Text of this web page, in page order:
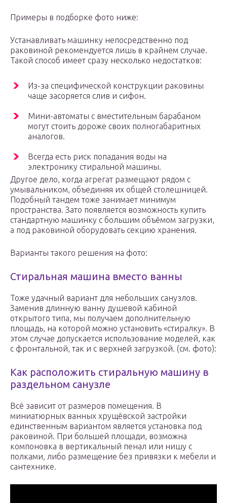
Примеры в подборке фото ниже:
Устанавливать машинку непосредственно под
раковиной рекомендуется лишь в крайнем случае.
Такой способ имеет сразу несколько недостатков:
Из-за специфической конструкции раковины
чаще засоряется слив и сифон.
Мини-автоматы с вместительным барабаном
могут стоить дороже своих полногабаритных
аналогов.
Всегда есть риск попадания воды на
электронику стиральной машины.
Другое дело, когда агрегат размещают рядом с
умывальником, объединяя их общей столешницей.
Подобный тандем тоже занимает минимум
пространства. Зато появляется возможность купить
стандартную машинку с большим объёмом загрузки,
а под раковиной оборудовать секцию хранения.
Варианты такого решения на фото:
Стиральная машина вместо ванны
Тоже удачный вариант для небольших санузлов.
Заменив длинную ванну душевой кабиной
открытого типа, мы получаем дополнительную
площадь, на которой можно установить «стиралку». В
этом случае допускается использование моделей, как
с фронтальной, так и с верхней загрузкой. (см. фото):
Как расположить стиральную машину в
раздельном санузле
Всё зависит от размеров помещения. В
миниатюрных ванных хрущёвской застройки
единственным вариантом является установка под
раковиной. При большей площади, возможна
компоновка в вертикальный пенал или нишу с
полками, либо размещение без привязки к мебели и
сантехнике.